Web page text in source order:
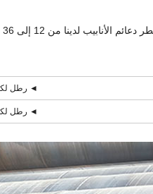
35,000 رطل لكل بوصة مربعة الحد الأدنى ◄
45,000 رطل لكل بوصة مربعة الحد الأدنى ◄